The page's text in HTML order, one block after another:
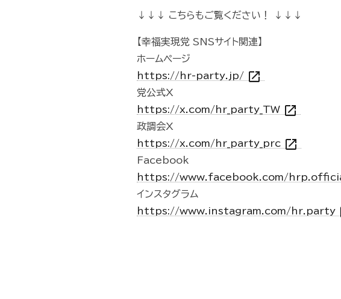
↓↓↓ こちらもご覧ください！ ↓↓↓
【幸福実現党 SNSサイト関連】
ホームページ
https://hr-party.jp/ open_in_new
党公式X
https://x.com/hr_party_TW open_in_new
政調会X
https://x.com/hr_party_prc open_in_new
Facebook
https://www.facebook.com/
インスタグラム
https://www.instagram.com/hr.party